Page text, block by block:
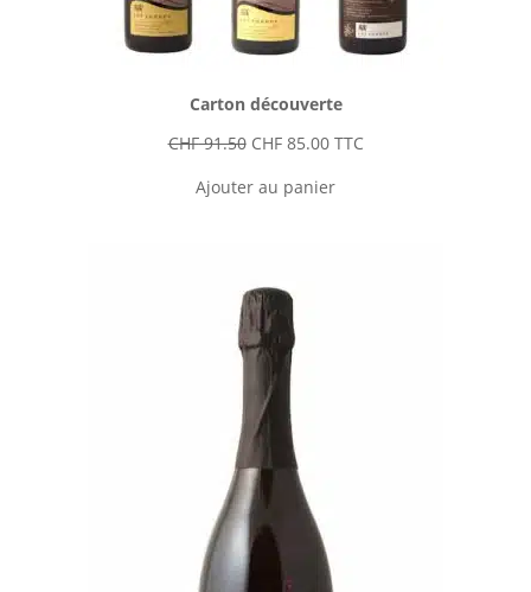
Carton découverte
CHF91.50 Le
initial
CHF85.00Le
actuel
TTC
Ajouter au panier